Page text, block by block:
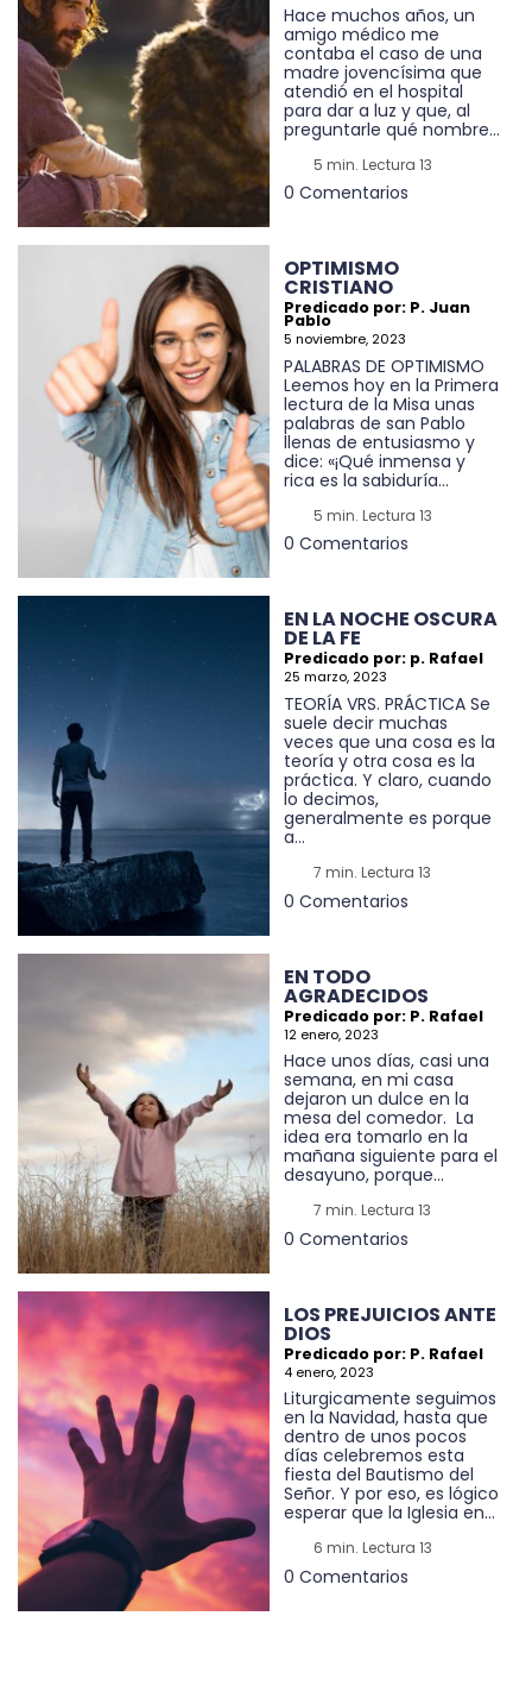
Hace muchos años, un
amigo médico me
contaba el caso de una
madre jovencísima que
atendió en el hospital
para dar a luz y que, al
preguntarle qué nombre...
5 min. Lectura 13
0 Comentarios
OPTIMISMO
CRISTIANO
Predicado por: P. Juan
Pablo
5 noviembre, 2023
PALABRAS DE OPTIMISMO
Leemos hoy en la Primera
lectura de la Misa unas
palabras de san Pablo
llenas de entusiasmo y
dice: «¡Qué inmensa y
rica es la sabiduría...
5 min. Lectura 13
0 Comentarios
EN LA NOCHE OSCURA
DE LA FE
Predicado por: p. Rafael
25 marzo, 2023
TEORÍA VRS. PRÁCTICA Se
suele decir muchas
veces que una cosa es la
teoría y otra cosa es la
práctica. Y claro, cuando
lo decimos,
generalmente es porque
a...
7 min. Lectura 13
0 Comentarios
EN TODO
AGRADECIDOS
Predicado por: P. Rafael
12 enero, 2023
Hace unos días, casi una
semana, en mi casa
dejaron un dulce en la
mesa del comedor. La
idea era tomarlo en la
mañana siguiente para el
desayuno, porque...
7 min. Lectura 13
0 Comentarios
LOS PREJUICIOS ANTE
DIOS
Predicado por: P. Rafael
4 enero, 2023
Liturgicamente seguimos
en la Navidad, hasta que
dentro de unos pocos
días celebremos esta
fiesta del Bautismo del
Señor. Y por eso, es lógico
esperar que la Iglesia en...
6 min. Lectura 13
0 Comentarios